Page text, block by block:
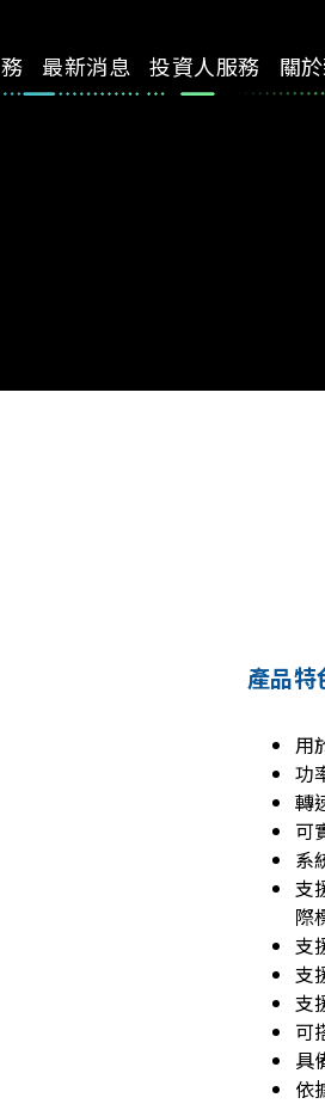
最新消息 投資人服務 關
產品特
用
功
轉
可
系
支
際
支
支
支
可
具
依